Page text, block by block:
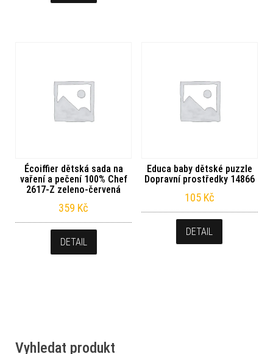
Écoiffier dětská sada na
vaření a pečení 100% Chef
2617-Z zeleno-červená
359 Kč
DETAIL
Educa baby dětské puzzle
Dopravní prostředky 14866
105 Kč
DETAIL
Vyhledat produkt